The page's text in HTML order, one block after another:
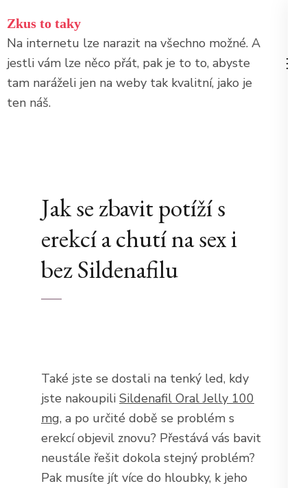
na
obsah
(stiskněte
Enter)
Zkus to taky
Na internetu lze narazit na všechno možné. A
jestli vám lze něco přát, pak je to to, abyste
tam naráželi jen na weby tak kvalitní, jako je
ten náš.
Jak se zbavit potíží s
erekcí a chutí na sex i
bez Sildenafilu
Také jste se dostali na tenký led, kdy
jste nakoupili Sildenafil Oral Jelly 100
mg, a po určité době se problém s
erekcí objevil znovu? Přestává vás bavit
neustále řešit dokola stejný problém?
Pak musíte jít více do hloubky, k jeho